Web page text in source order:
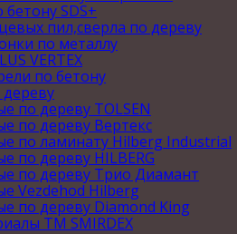
SDS+
пил,сверла по дереву
по металлу
VERTEX
по бетону
по дереву TOLSEN
по дереву Вертекс
по ламинату Hilberg Industrial
по дереву HILBERG
по дереву Трио Диамант
Vezdehod Hilberg
по дереву Diamond King
ТМ SMIRDEX